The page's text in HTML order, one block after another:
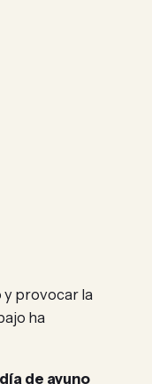
y provocar la
ha
de ayuno